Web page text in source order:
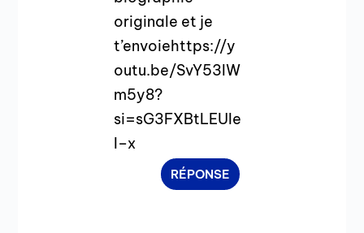
originale et je
t’envoiehttps://y
outu.be/SvY53lW
m5y8?
si=sG3FXBtLEUIe
I–x
RÉPONSE